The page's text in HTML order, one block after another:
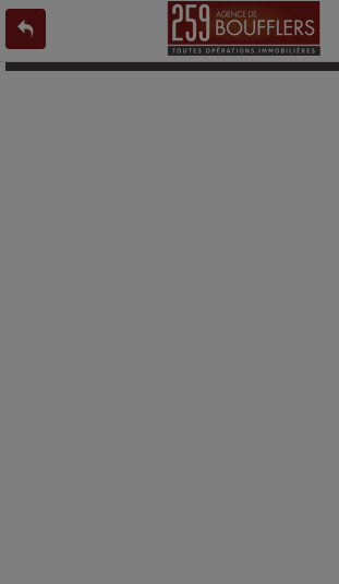
L'offre 8448038 n'existe pas ou n'est plus en ligne